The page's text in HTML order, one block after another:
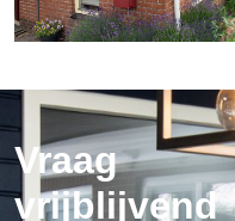
Vraag
vrijblijvend